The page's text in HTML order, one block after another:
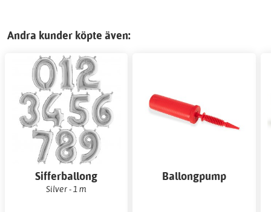
Andra kunder köpte även:
Sifferballong
Silver - 1 m
Ballongpump